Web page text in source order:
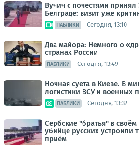
Вучич с почестями принял
Белграде: визит уже
ПАБЛИКИ Сегодня, 13:10
Два майора: Немного о
странах России
ПАБЛИКИ Сегодня, 13:49
Ночная суета в Киеве. В
логистики ВСУ и военных
ПАБЛИКИ Сегодня, 13:32
Сербские "братья" в
убийце русских устроили
приём